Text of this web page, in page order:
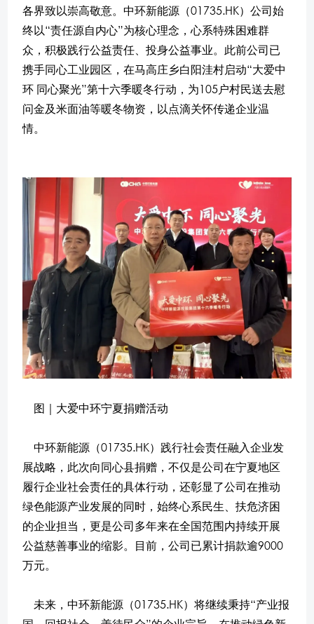
各界致以崇高敬意。中环新能源（01735.HK）公司始
终以“责任源自内心”为核心理念，心系特殊困难群
众，积极践行公益责任、投身公益事业。此前公司已
携手同心工业园区，在马高庄乡白阳洼村启动“大爱中
环 同心聚光”第十六季暖冬行动，为105户村民送去慰
问金及米面油等暖冬物资，以点滴关怀传递企业温
情。
图｜大爱中环宁夏捐赠活动
中环新能源（01735.HK）践行社会责任融入企业发
展战略，此次向同心县捐赠，不仅是公司在宁夏地区
履行企业社会责任的具体行动，还彰显了公司在推动
绿色能源产业发展的同时，始终心系民生、扶危济困
的企业担当，更是公司多年来在全国范围内持续开展
公益慈善事业的缩影。目前，公司已累计捐款逾9000
万元。
未来，中环新能源（01735.HK）将继续秉持“产业报